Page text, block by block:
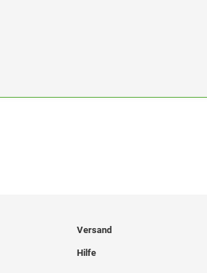
Versand
Hilfe